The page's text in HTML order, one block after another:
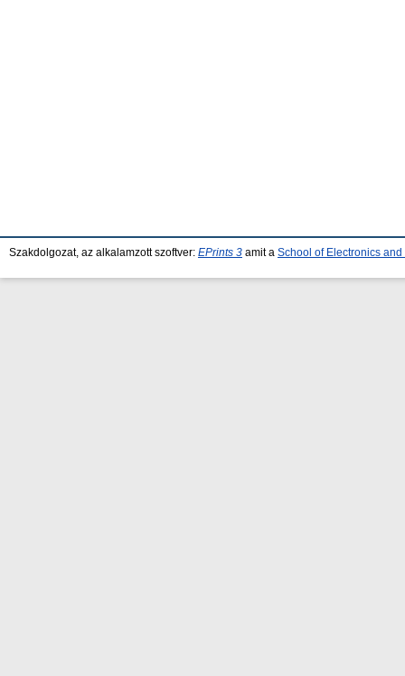
Szakdolgozat, az alkalamzott szoftver: EPrints 3 amit a School of Electronics